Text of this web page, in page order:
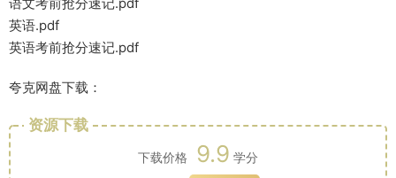
英语.pdf
英语考前抢分速记.pdf
夸克网盘下载：
资源下载
下载价格 9.9 学分